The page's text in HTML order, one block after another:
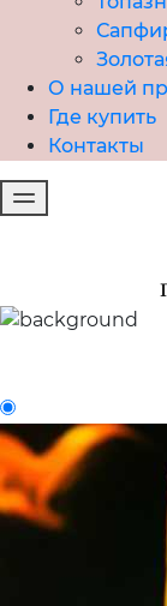
О нашей
Где купить
Контакты